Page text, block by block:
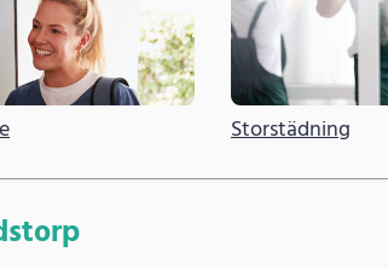
Storstädning